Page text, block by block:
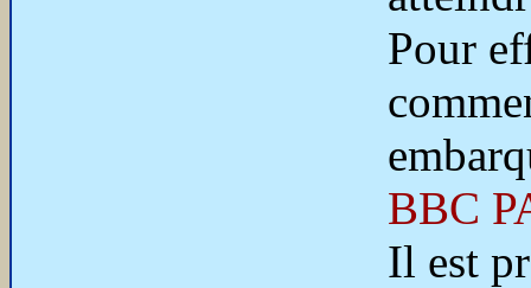
Pour
BBC
Il est